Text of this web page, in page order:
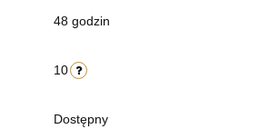
48 godzin
10
Dostępny